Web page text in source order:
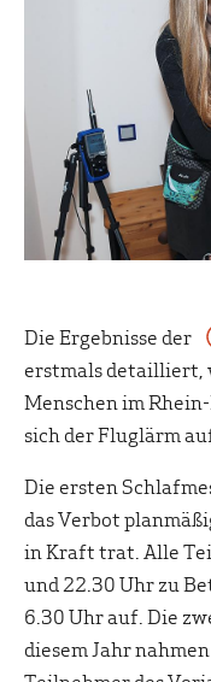
Die Ergebnisse der
erstmals detailliert,
Menschen im
sich der Fluglärm
Die ersten
das Verbot
in Kraft trat. Alle
und 22.30 Uhr zu
6.30 Uhr auf. Die
diesem Jahr